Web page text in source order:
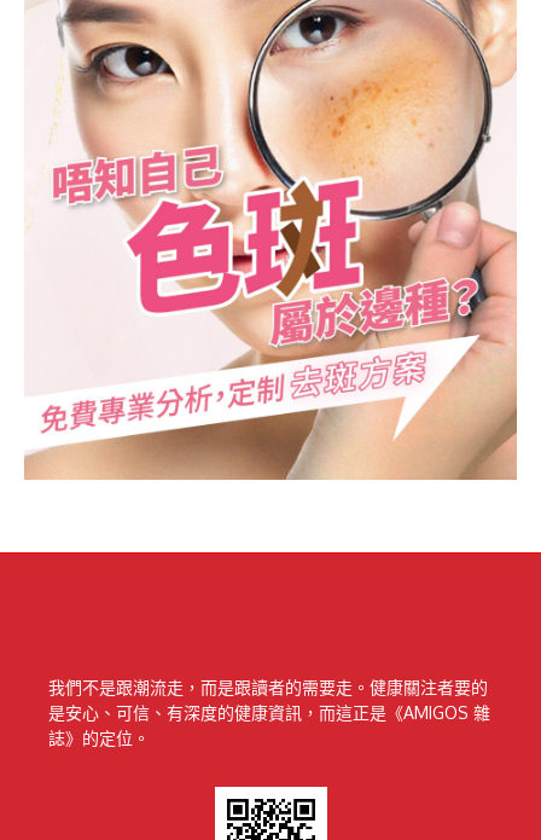
我們不是跟潮流走，而是跟讀者的需要走。健康關注者要的
是安心、可信、有深度的健康資訊，而這正是《AMIGOS 雜
誌》的定位。